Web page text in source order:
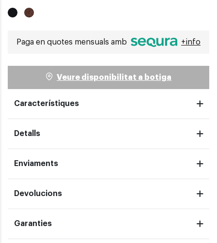
Paga en quotes mensuals amb +info
Veure disponibilitat a botiga
Característiques
Detalls
Enviaments
Devolucions
Garanties